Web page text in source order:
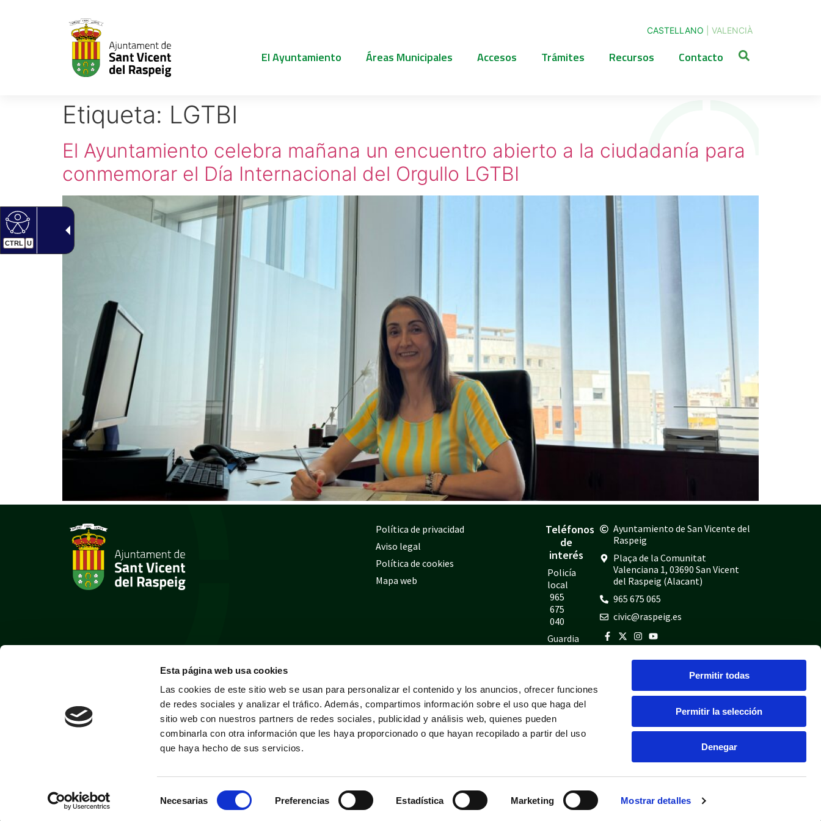
CTRL U
Esta página web usa cookies
Las cookies de este sitio web se usan para personalizar el contenido y los anuncios, ofrecer funciones
de redes sociales y analizar el tráfico. Además, compartimos información sobre el uso que haga del
sitio web con nuestros partners de redes sociales, publicidad y análisis web, quienes pueden
combinarla con otra información que les haya proporcionado o que hayan recopilado a partir del uso
que haya hecho de sus servicios.
de
Necesarias Preferencias Estadística Marketing Mostrar detalles
Permitir todas
Permitir la selección
Denegar
CASTELLANO VALENCIÀ
El Ayuntamiento Áreas Municipales Accesos Trámites Recursos Contacto
Etiqueta: LGTBI
El Ayuntamiento celebra mañana un encuentro abierto a la ciudadanía para
conmemorar el Día Internacional del Orgullo LGTBI
Política de privacidad
Aviso legal
Política de cookies
Mapa web
Teléfonos
de
interés
Policía
local
965
675
040
Guardia
814
Bomberos
675
Ayuntamiento de San Vicente del
Raspeig
Plaça de la Comunitat
Valenciana 1, 03690 San Vicent
del Raspeig (Alacant)
965 675 065
civic@raspeig.es
Desarrollado porTrestristestigres